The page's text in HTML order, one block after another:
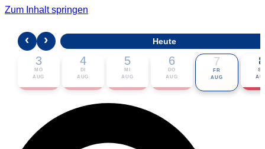
Zum Inhalt springen
‹ › Heute
3
MO
AUG
4
DI
AUG
5
MI
AUG
6
DO
AUG
7
FR
AUG
8
SA